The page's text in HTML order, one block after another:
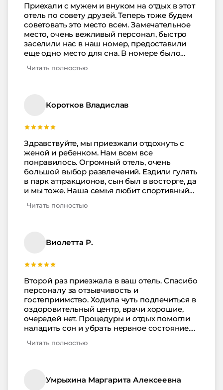
Приехали с мужем и внуком на отдых в этот
отель по совету друзей. Теперь тоже будем
советовать это место всем. Замечательное
место, очень вежливый персонал, быстро
заселили нас в наш номер, предоставили
еще одно место для сна. В номере было
выносили мусор, меняли постельное белье.
На такой огромной территории отеля очень
много столовых и кафе, чтобы вкусно
понравились. Внук у нас уже большой и в
постарше там тоже было чем заняться.
Отпуск мы провели хорошо, еще раз
спасибо вашему отелю за гостеприимство.
Читать полностью
Коротков Владислав
Здравствуйте, мы приезжали отдохнуть с
женой и ребенком. Нам всем все
понравилось. Огромный отель, очень
большой выбор развлечений. Ездили гулять
в парк аттракционов, сын был в восторге, да
и мы тоже. Наша семья любит спортивный
катались по набережной, а еще нас очень
нас было трехразовое. Еда была вполне
вкусной. На пляже все предусмотрено для
гостеприимство.
Читать полностью
Виолетта Р.
Второй раз приезжала в ваш отель. Спасибо
персоналу за отзывчивость и
гостеприимство. Ходила чуть подлечиться в
оздоровительный центр, врачи хорошие,
очередей нет. Процедуры и отдых помогли
наладить сон и убрать нервное состояние.
заведений на территории. Везде очень
разваливаются. Пляж чистый, все на
высшем уровне.
Читать полностью
Умрыхина Маргарита Алексеевна